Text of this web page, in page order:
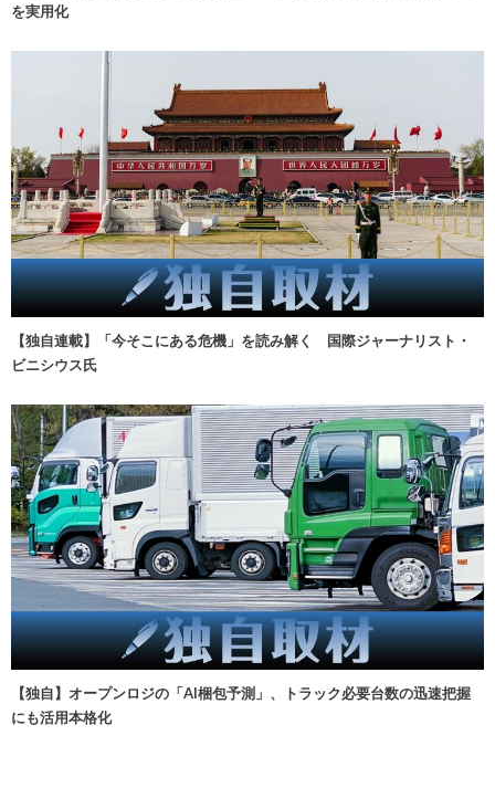
を実用化
【独自連載】「今そこにある危機」を読み解く 国際ジャーナリスト・
ビニシウス氏
【独自】オープンロジの「AI梱包予測」、トラック必要台数の迅速把握
にも活用本格化